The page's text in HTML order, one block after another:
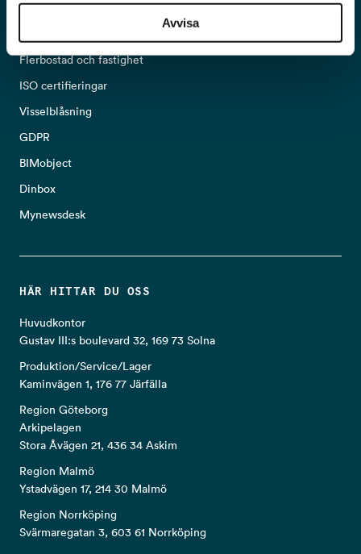
Avvisa
Kontakta oss
Flerbostad och fastighet
ISO certifieringar
Visselblåsning
GDPR
BIMobject
Dinbox
Mynewsdesk
HÄR HITTAR DU OSS
Huvudkontor
Gustav III:s boulevard 32, 169 73 Solna
Produktion/Service/Lager
Kaminvägen 1, 176 77 Järfälla
Region Göteborg
Arkipelagen
Stora Åvägen 21, 436 34 Askim
Region Malmö
Ystadvägen 17, 214 30 Malmö
Region Norrköping
Svärmaregatan 3, 603 61 Norrköping